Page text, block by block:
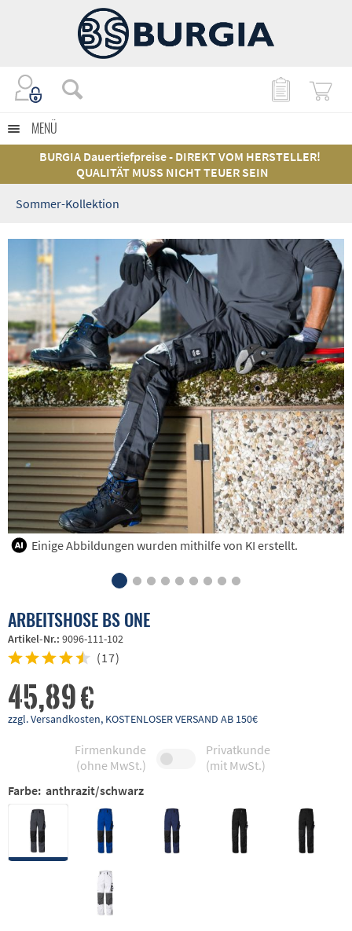
MENÜ
BURGIA Dauertiefpreise - DIREKT VOM HERSTELLER!
QUALITÄT MUSS NICHT TEUER SEIN
Sommer-Kollektion
Einige Abbildungen wurden mithilfe von KI erstellt.
ARBEITSHOSE BS ONE
Artikel-Nr.: 9096-111-102
(17)
45,89 €
zzgl. Versandkosten, KOSTENLOSER VERSAND AB 150€
Firmenkunde
(ohne MwSt.)
Privatkunde
(mit MwSt.)
Farbe: anthrazit/schwarz